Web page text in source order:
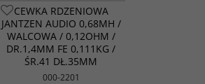
CEWKA RDZENIOWA
JANTZEN AUDIO 0,68MH /
WALCOWA / 0,12OHM /
DR.1,4MM FE 0,111KG /
ŚR.41 DŁ.35MM
000-2201